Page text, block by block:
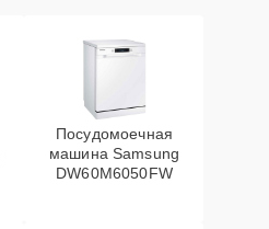
Посудомоечная
машина Samsung
DW60M6050FW